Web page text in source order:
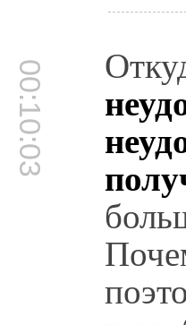
00:10:03